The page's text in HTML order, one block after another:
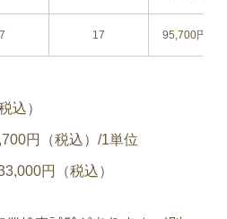
17 95,700円（
込）
円（税込）/1単位
円（税込）